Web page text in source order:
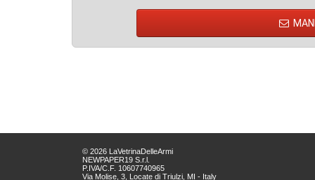
© 2026 LaVetrinaDelleArmi
NEWPAPER19 S.r.l.
P.IVA/C.F. 10607740965
Via Molise, 3, Locate di Triulzi, MI - Italy